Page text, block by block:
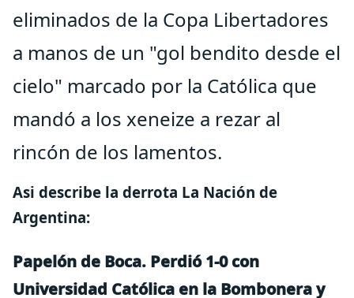
eliminados de la Copa Libertadores
a manos de un "gol bendito desde el
cielo" marcado por la Católica que
mandó a los xeneize a rezar al
rincón de los lamentos.
Asi describe la derrota La Nación de
Argentina:
Papelón de Boca. Perdió 1-0 con
Universidad Católica en la Bombonera y